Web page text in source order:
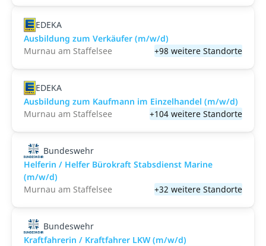
EDEKA
Ausbildung zum Verkäufer (m/w/d)
Murnau am Staffelsee
+98 weitere Standorte
EDEKA
Ausbildung zum Kaufmann im Einzelhandel (m/w/d)
Murnau am Staffelsee
+104 weitere Standorte
Bundeswehr
Helferin / Helfer Bürokraft Stabsdienst Marine
(m/w/d)
Murnau am Staffelsee
+32 weitere Standorte
Bundeswehr
Kraftfahrerin / Kraftfahrer LKW (m/w/d)